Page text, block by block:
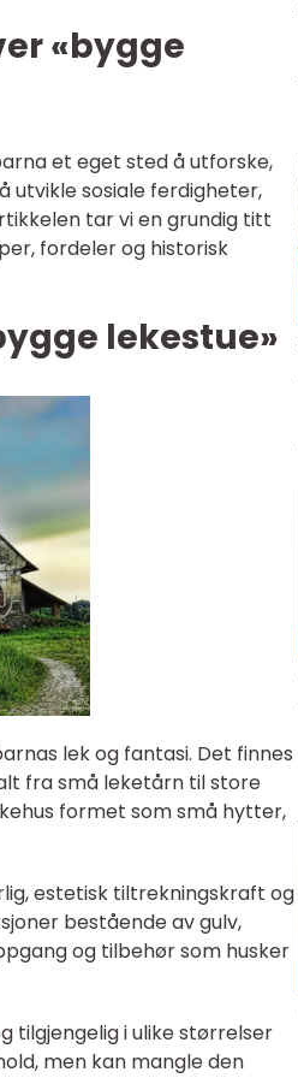
«bygge
et eget sted å utforske,
utvikle sosiale ferdigheter,
tar vi en grundig titt
fordeler og historisk
lekestue»
lek og fantasi. Det finnes
fra små leketårn til store
formet som små hytter,
estetisk tiltrekningskraft og
bestående av gulv,
og tilbehør som husker
tilgjengelig i ulike størrelser
men kan mangle den